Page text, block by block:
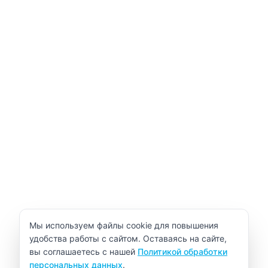
Уведомление об использовании cookie
Мы используем файлы cookie для повышения
удобства работы с сайтом. Оставаясь на сайте,
вы соглашаетесь с нашей Политикой обработки
персональных данных.